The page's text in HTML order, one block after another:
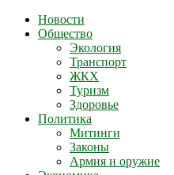
Новости
Общество
Экология
Транспорт
ЖКХ
Туризм
Здоровье
Политика
Митинги
Законы
Армия и оружие